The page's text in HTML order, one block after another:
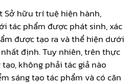
Sở hữu trí tuệ hiện hành,
tác phẩm được phát sinh, xác
được tạo ra và thể hiện dưới
định. Tuy nhiên, trên thực
không phải tác giả nào
sáng tạo tác phẩm và có căn